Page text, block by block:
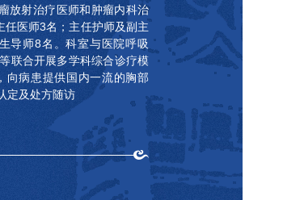
放射治疗医师和肿瘤内科治
医师3名；主任护师及副主
导师8名。科室与医院呼吸
联合开展多学科综合诊疗模
向病患提供国内一流的胸部
定及处方随访